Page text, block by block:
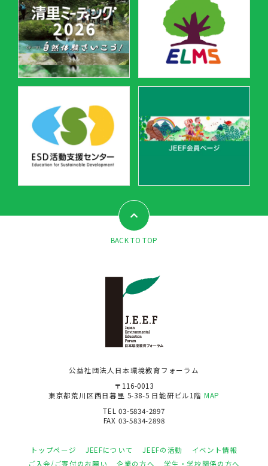
BACK TO TOP
公益社団法人日本環境教育フォーラム
〒116-0013
東京都荒川区西日暮里 5-38-5 日能研ビル1階 MAP
TEL 03-5834-2897
FAX 03-5834-2898
トップページ JEEFについて JEEFの活動
イベント情報
ご入会/ご寄付のお願い
企業の方へ 学生・学校関係の方へ